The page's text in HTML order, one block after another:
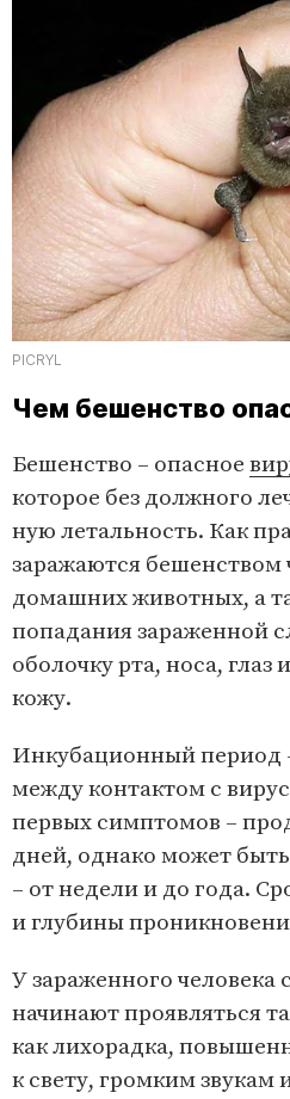
PICRYL
Чем бешенство
Бешенство – опасное
которое без должного
ную летальность. Как
заражаются бешенством
домашних животных, а
попадания зараженной
оболочку рта, носа,
кожу.
Инкубационный период
между контактом с
первых симптомов –
дней, однако может
– от недели и до года.
и глубины
У зараженного человека
начинают проявляться
как лихорадка,
к свету, громким звукам